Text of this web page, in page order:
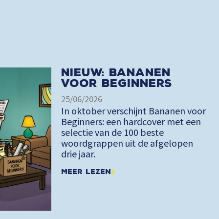
Nieuw: Bananen
voor Beginners
25/06/2026
In oktober verschijnt Bananen voor
Beginners: een hardcover met een
selectie van de 100 beste
woordgrappen uit de afgelopen
drie jaar.
Meer lezen